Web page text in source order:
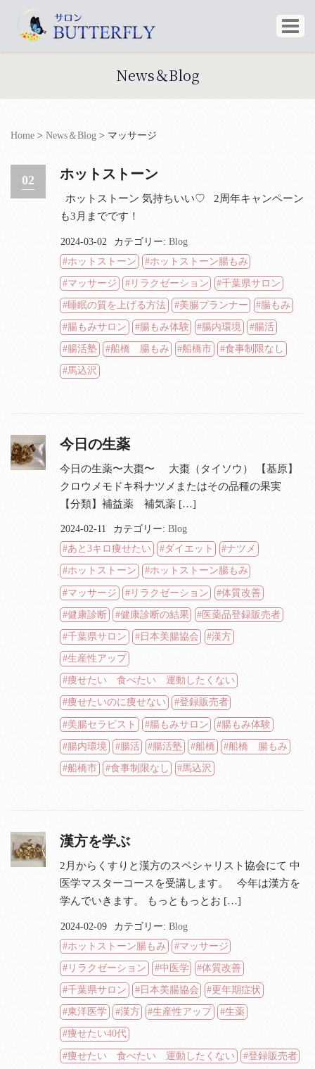
News＆Blog
Home > News＆Blog > マッサージ
02 ホットストーン
ホットストーン 気持ちいい♡ 2周年キャンペーン
も3月までです！
2024-03-02 カテゴリー:Blog
ホットストーン
ホットストーン腸もみ
マッサージ リラクゼーション 千葉県サロン
睡眠の質を上げる方法 美腸プランナー 腸もみ
腸もみサロン 腸もみ体験 腸内環境 腸活
腸活塾 船橋 腸もみ 船橋市 食事制限なし
馬込沢
今日の生薬
今日の生薬〜大棗〜 大棗（タイソウ） 【基原】
クロウメモドキ科ナツメまたはその品種の果実
【分類】補益薬 補気薬 […]
2024-02-11 カテゴリー:Blog
あと3キロ痩せたい
ダイエット ナツメ
ホットストーン ホットストーン腸もみ
マッサージ リラクゼーション 体質改善
健康診断 健康診断の結果 医薬品登録販売者
千葉県サロン 日本美腸協会 漢方
生産性アップ
痩せたい 食べたい 運動したくない
痩せたいのに痩せない 登録販売者
美腸セラピスト 腸もみサロン 腸もみ体験
腸内環境 腸活 腸活塾 船橋 船橋 腸もみ
船橋市 食事制限なし 馬込沢
漢方を学ぶ
2月からくすりと漢方のスペシャリスト協会にて 中
医学マスターコースを受講します。 今年は漢方を
学んでいきます。 もっともっとお […]
2024-02-09 カテゴリー:Blog
ホットストーン腸もみ
マッサージ
リラクゼーション 中医学 体質改善
千葉県サロン 日本美腸協会 更年期症状
東洋医学 漢方 生産性アップ 生薬
痩せたい40代
痩せたい 食べたい 運動したくない 登録販売者